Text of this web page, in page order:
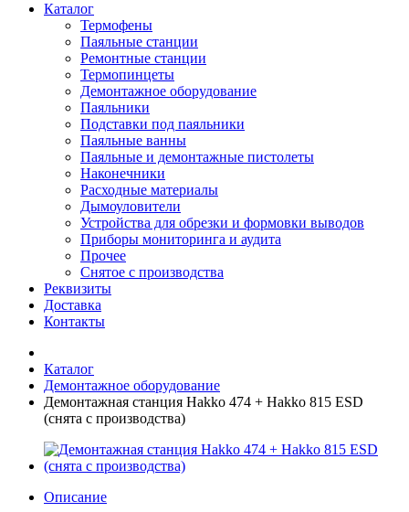
Каталог
Термофены
Паяльные станции
Ремонтные станции
Термопинцеты
Демонтажное оборудование
Паяльники
Подставки под паяльники
Паяльные ванны
Паяльные и демонтажные пистолеты
Наконечники
Расходные материалы
Дымоуловители
Устройства для обрезки и формовки выводов
Приборы мониторинга и аудита
Прочее
Снятое с производства
Реквизиты
Доставка
Контакты
Каталог
Демонтажное оборудование
Демонтажная станция Hakko 474 + Hakko 815 ESD
(снята с производства)
Описание